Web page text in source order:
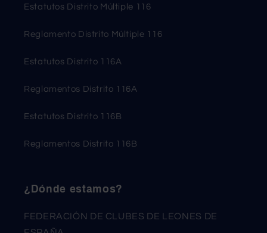
Estatutos Distrito Múltiple 116
Reglamento Distrito Múltiple 116
Estatutos Distrito 116A
Reglamentos Distrito 116A
Estatutos Distrito 116B
Reglamentos Distrito 116B
¿Dónde estamos?
FEDERACIÓN DE CLUBES DE LEONES DE